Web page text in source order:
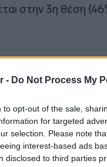
- Do Not Process My
to opt-out of the sale,
for targeted
selection. Please note
interest-based ads
disclosed to third parties
στην 3η θέση